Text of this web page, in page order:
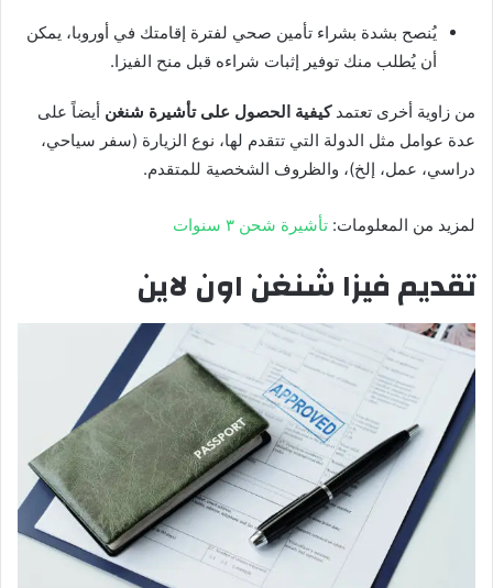
يُنصح بشدة بشراء تأمين صحي لفترة إقامتك في أوروبا، يمكن
أن يُطلب منك توفير إثبات شراءه قبل منح الفيزا.
من زاوية أخرى تعتمد كيفية الحصول على تأشيرة شنغن أيضاً على
عدة عوامل مثل الدولة التي تتقدم لها، نوع الزيارة (سفر سياحي،
دراسي، عمل، إلخ)، والظروف الشخصية للمتقدم.
لمزيد من المعلومات: تأشيرة شحن ٣ سنوات
تقديم فيزا شنغن اون لاين